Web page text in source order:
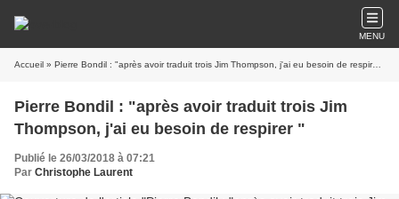
MENU
Accueil » Pierre Bondil : "après avoir traduit trois Jim Thompson, j'ai eu besoin de respirer "
Pierre Bondil : "après avoir traduit trois Jim
Thompson, j'ai eu besoin de respirer "
Publié le 26/03/2018 à 07:21
Par Christophe Laurent